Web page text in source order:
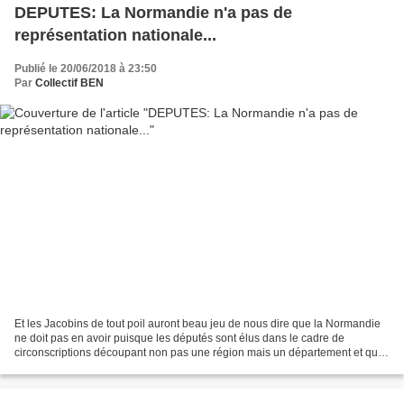
DEPUTES: La Normandie n'a pas de
représentation nationale...
Publié le 20/06/2018 à 23:50
Par Collectif BEN
Et les Jacobins de tout poil auront beau jeu de nous dire que la Normandie
ne doit pas en avoir puisque les députés sont élus dans le cadre de
circonscriptions découpant non pas une région mais un département et que